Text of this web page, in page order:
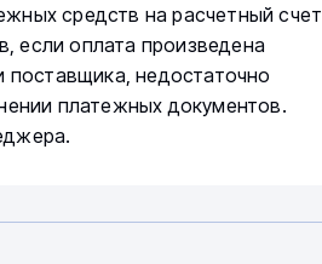
средств на расчетный счет
если оплата произведена
поставщика, недостаточно
платежных документов.